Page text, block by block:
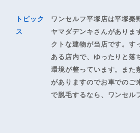
トピック
ス
ワンセルフ平塚店は平塚秦
ヤマダデンキさんがありま
クトな建物が当店です。す
ある店内で、ゆったりと落
環境が整っています。また
がありますのでお車でのご
で脱毛するなら、ワンセル